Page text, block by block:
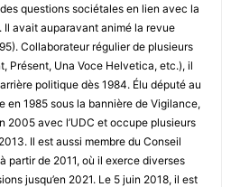
questions sociétales en lien avec la
avait auparavant animé la revue
Collaborateur régulier de plusieurs
Présent, Una Voce Helvetica, etc.), il
politique dès 1984. Élu député au
en 1985 sous la bannière de Vigilance,
2005 avec l’UDC et occupe plusieurs
Il est aussi membre du Conseil
partir de 2011, où il exerce diverses
jusqu’en 2021. Le 5 juin 2018, il est